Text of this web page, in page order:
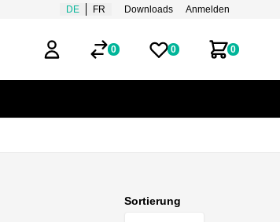
DE FR Downloads Anmelden
Mein Benutzerkonto
0 0
Merklisten
0
Zum
Sortierung